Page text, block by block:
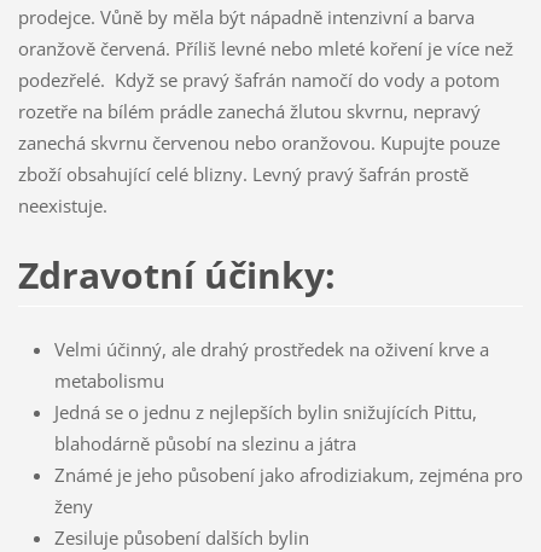
prodejce. Vůně by měla být nápadně intenzivní a barva
oranžově červená. Příliš levné nebo mleté koření je více než
podezřelé. Když se pravý šafrán namočí do vody a potom
rozetře na bílém prádle zanechá žlutou skvrnu, nepravý
zanechá skvrnu červenou nebo oranžovou. Kupujte pouze
zboží obsahující celé blizny. Levný pravý šafrán prostě
neexistuje.
Zdravotní účinky:
Velmi účinný, ale drahý prostředek na oživení krve a
metabolismu
Jedná se o jednu z nejlepších bylin snižujících Pittu,
blahodárně působí na slezinu a játra
Známé je jeho působení jako afrodiziakum, zejména pro
ženy
Zesiluje působení dalších bylin